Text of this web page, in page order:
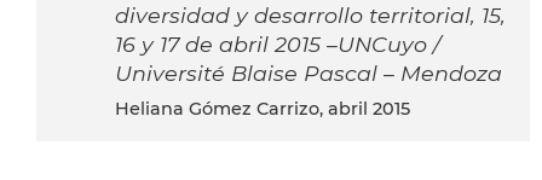
diversidad y desarrollo territorial, 15,
16 y 17 de abril 2015 –UNCuyo /
Université Blaise Pascal – Mendoza
Heliana Gómez Carrizo, abril 2015